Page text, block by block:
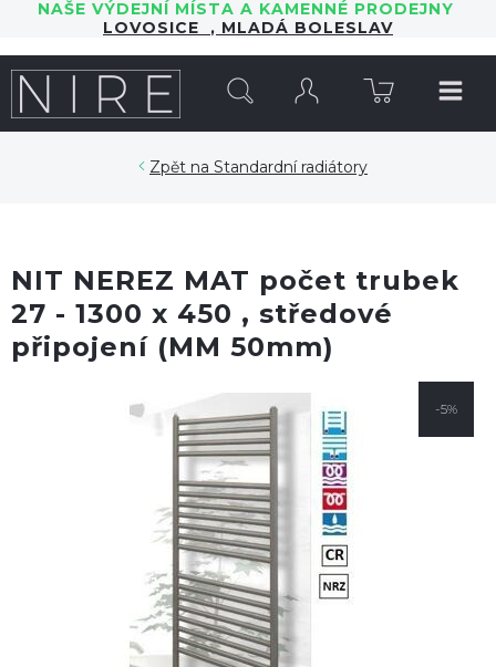
NAŠE VÝDEJNÍ MÍSTA A KAMENNÉ PRODEJNY
LOVOSICE , MLADÁ BOLESLAV
Standardní radiátory
NIT NEREZ MAT počet trubek
27 - 1300 x 450 , středové
připojení (MM 50mm)
-5%